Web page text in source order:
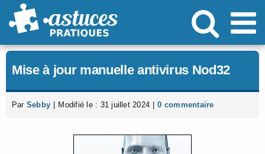
Passer
au
Mise à jour manuelle antivirus Nod32
Par Sebby Modifié le : 31 juillet 2024 0 commentaire